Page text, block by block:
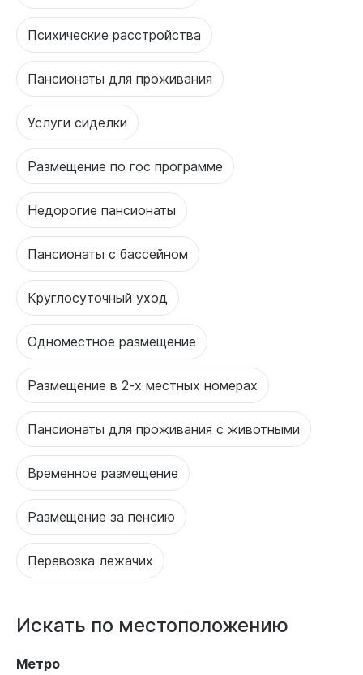
Психические расстройства
Пансионаты для проживания
Услуги сиделки
Размещение по гос программе
Недорогие пансионаты
Пансионаты с бассейном
Круглосуточный уход
Одноместное размещение
Размещение в 2-х местных номерах
Пансионаты для проживания с животными
Временное размещение
Размещение за пенсию
Перевозка лежачих
Искать по местоположению
Метро